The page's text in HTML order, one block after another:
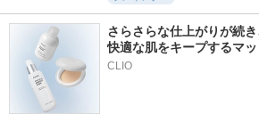
さらさらな仕上がりが続
快適な肌をキープするマ